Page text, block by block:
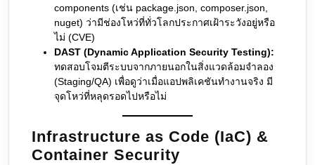
components (เช่น package.json, composer.json,
nuget) ว่ามีช่องโหว่ที่ทั่วโลกประกาศเฝ้าระวังอยู่หรือ
ไม่ (CVE)
DAST (Dynamic Application Security Testing):
ทดสอบโจมตีระบบจากภายนอกในสิ่งแวดล้อมจำลอง
(Staging/QA) เพื่อดูว่าเมื่อแอปพลิเคชันทำงานจริง มี
จุดโหว่ที่หลุดรอดไปหรือไม่
Infrastructure as Code (IaC) &
Container Security